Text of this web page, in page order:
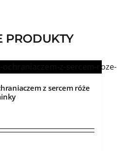
PRODUKTY
z sercem róże